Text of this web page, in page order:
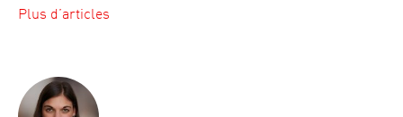
Plus d’articles